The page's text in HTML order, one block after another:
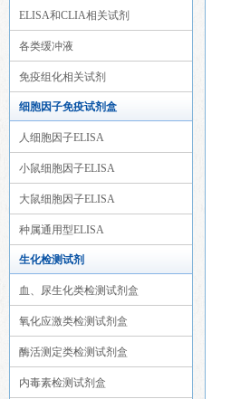
ELISA和CLIA相关试剂
各类缓冲液
免疫组化相关试剂
细胞因子免疫试剂盒
人细胞因子ELISA
小鼠细胞因子ELISA
大鼠细胞因子ELISA
种属通用型ELISA
生化检测试剂
血、尿生化类检测试剂盒
氧化应激类检测试剂盒
酶活测定类检测试剂盒
内毒素检测试剂盒